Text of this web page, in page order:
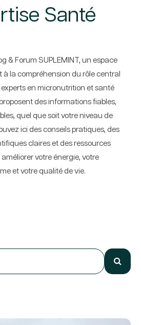
Santé
& Forum SUPLEMINT, un espace
à la compréhension du rôle central
experts en micronutrition et santé
des informations fiables,
quel que soit votre niveau de
ici des conseils pratiques, des
claires et des ressources
votre énergie, votre
et votre qualité de vie.